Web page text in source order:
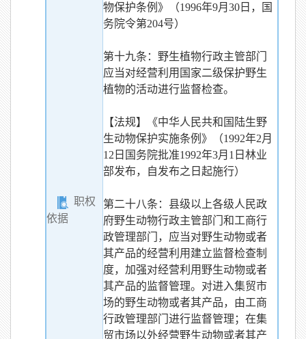
职权
依据
物保护条例》（1996年9月30日，国
务院令第204号）
第十九条：野生植物行政主管部门
应当对经营利用国家二级保护野生
植物的活动进行监督检查。
【法规】《中华人民共和国陆生野
生动物保护实施条例》（1992年2月
12日国务院批准1992年3月1日林业
部发布，自发布之日起施行）
第二十八条：县级以上各级人民政
府野生动物行政主管部门和工商行
政管理部门，应当对野生动物或者
其产品的经营利用建立监督检查制
度，加强对经营利用野生动物或者
其产品的监督管理。对进入集贸市
场的野生动物或者其产品，由工商
行政管理部门进行监督管理；在集
贸市场以外经营野生动物或者其产